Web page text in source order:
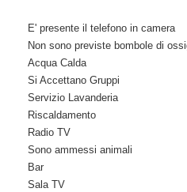
E' presente il telefono in camera
Non sono previste bombole di
Acqua Calda
Si Accettano Gruppi
Servizio Lavanderia
Riscaldamento
Radio TV
Sono ammessi animali
Bar
Sala TV